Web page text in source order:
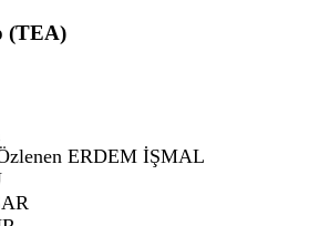
(TEA)
ERDEM İŞMAL